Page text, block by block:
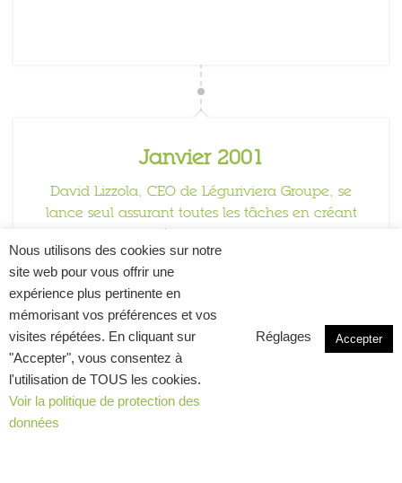
Janvier 2001
David Lizzola, CEO de Léguriviera Groupe, se
lance seul assurant toutes les tâches en créant
Léguriviera SA
Nous utilisons des cookies sur notre
site web pour vous offrir une
expérience plus pertinente en
mémorisant vos préférences et vos
visites répétées. En cliquant sur
"Accepter", vous consentez à
l'utilisation de TOUS les cookies.
Voir la politique de protection des
données
Réglages Accepter